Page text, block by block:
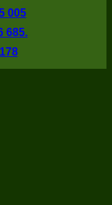
005
685.